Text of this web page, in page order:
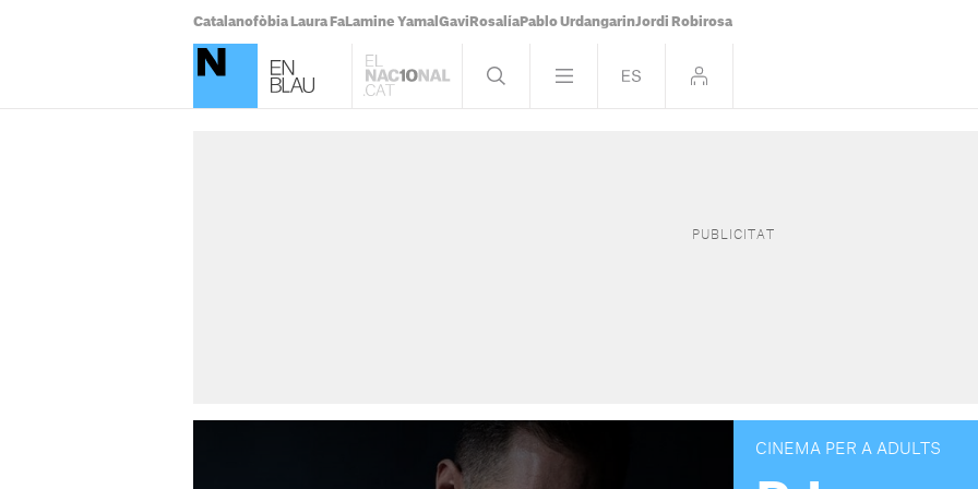
Catalanofòbia Laura Fa Lamine Yamal Gavi Rosalía Pablo UrdangarinJordi Robirosa
CINEMA PER A ADULTS